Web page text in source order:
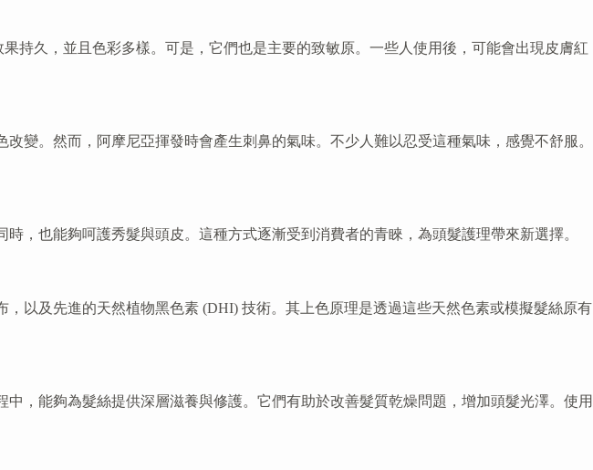
持久，並且色彩多樣。可是，它們也是主要的致敏原。一些人使用後，可能會出現皮膚紅
變。然而，阿摩尼亞揮發時會產生刺鼻的氣味。不少人難以忍受這種氣味，感覺不舒服。
，也能夠呵護秀髮與頭皮。這種方式逐漸受到消費者的青睞，為頭髮護理帶來新選擇。
以及先進的天然植物黑色素 (DHI) 技術。其上色原理是透過這些天然色素或模擬髮絲原有
，能夠為髮絲提供深層滋養與修護。它們有助於改善髮質乾燥問題，增加頭髮光澤。使用